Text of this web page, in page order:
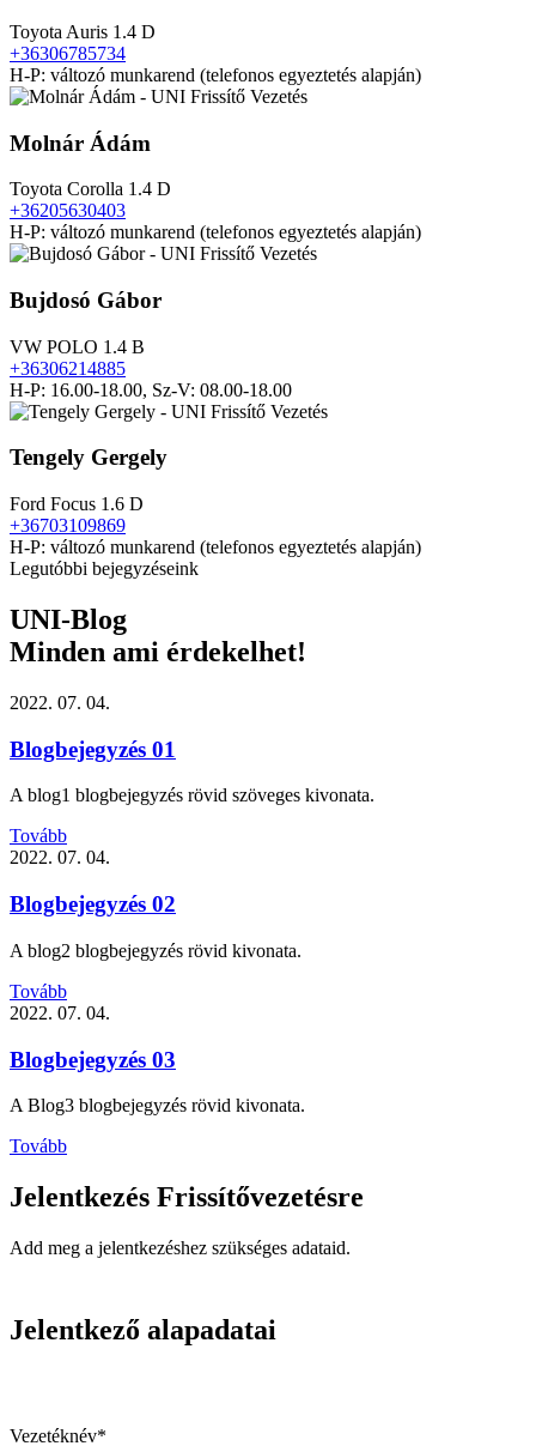
Toyota Auris 1.4 D
+36306785734
H-P: változó munkarend (telefonos egyeztetés alapján)
Molnár Ádám
Toyota Corolla 1.4 D
+36205630403
H-P: változó munkarend (telefonos egyeztetés alapján)
Bujdosó Gábor
VW POLO 1.4 B
+36306214885
H-P: 16.00-18.00, Sz-V: 08.00-18.00
Tengely Gergely
Ford Focus 1.6 D
+36703109869
H-P: változó munkarend (telefonos egyeztetés alapján)
Legutóbbi bejegyzéseink
UNI-Blog
Minden ami érdekelhet!
2022. 07. 04.
Blogbejegyzés 01
A blog1 blogbejegyzés rövid szöveges kivonata.
Tovább
2022. 07. 04.
Blogbejegyzés 02
A blog2 blogbejegyzés rövid kivonata.
Tovább
2022. 07. 04.
Blogbejegyzés 03
A Blog3 blogbejegyzés rövid kivonata.
Tovább
Jelentkezés Frissítővezetésre
Add meg a jelentkezéshez szükséges adataid.
Jelentkező alapadatai
Vezetéknév*